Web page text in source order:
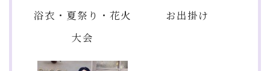
浴衣・夏祭り・花火
大会
お出掛け